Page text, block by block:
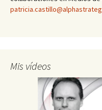
Mis vídeos